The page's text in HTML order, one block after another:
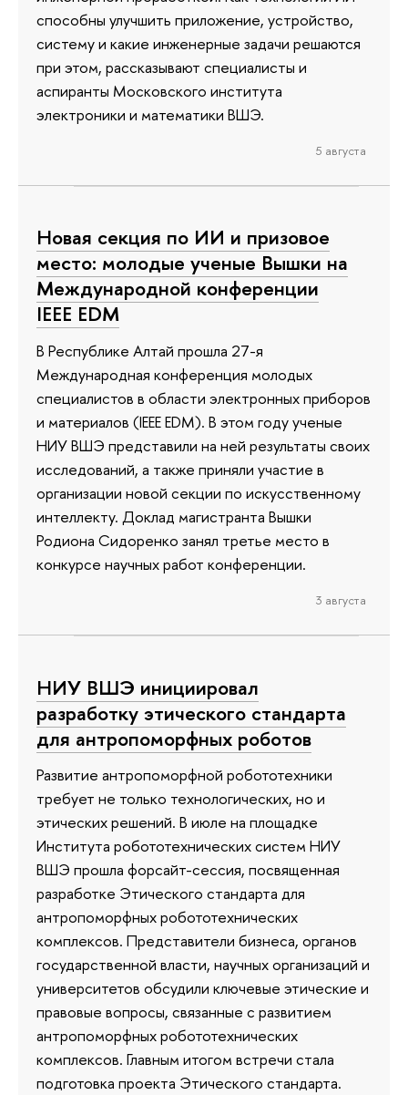
способны улучшить приложение, устройство,
систему и какие инженерные задачи решаются
при этом, рассказывают специалисты и
аспиранты Московского института
электроники и математики ВШЭ.
5 августа
Новая секция по ИИ и призовое
место: молодые ученые Вышки на
Международной конференции
IEEE EDM
В Республике Алтай прошла 27-я
Международная конференция молодых
специалистов в области электронных приборов
и материалов (IEEE EDM). В этом году ученые
НИУ ВШЭ представили на ней результаты своих
исследований, а также приняли участие в
организации новой секции по искусственному
интеллекту. Доклад магистранта Вышки
Родиона Сидоренко занял третье место в
конкурсе научных работ конференции.
3 августа
НИУ ВШЭ инициировал
разработку этического стандарта
для антропоморфных роботов
Развитие антропоморфной робототехники
требует не только технологических, но и
этических решений. В июле на площадке
Института робототехнических систем НИУ
ВШЭ прошла форсайт-сессия, посвященная
разработке Этического стандарта для
антропоморфных робототехнических
комплексов. Представители бизнеса, органов
государственной власти, научных организаций и
университетов обсудили ключевые этические и
правовые вопросы, связанные с развитием
антропоморфных робототехнических
комплексов. Главным итогом встречи стала
подготовка проекта Этического стандарта.